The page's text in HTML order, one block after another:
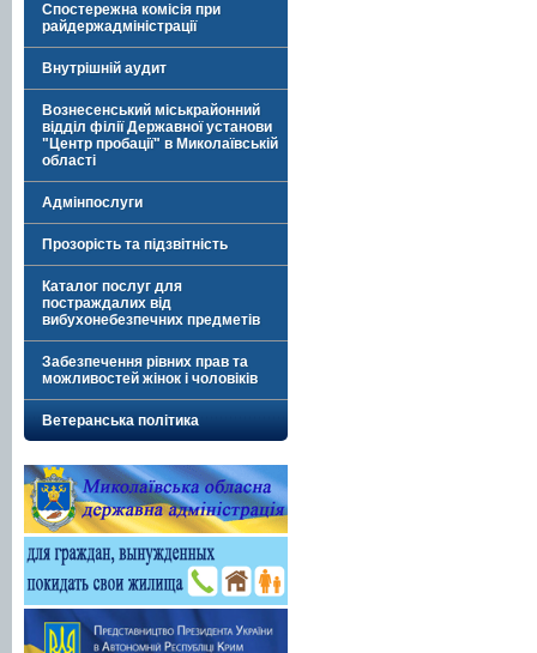
Спостережна комісія при
райдержадміністрації
Внутрішній аудит
Вознесенський міськрайонний
відділ філії Державної установи
"Центр пробації" в Миколаївській
області
Адмінпослуги
Прозорість та підзвітність
Каталог послуг для
постраждалих від
вибухонебезпечних предметів
Забезпечення рівних прав та
можливостей жінок і чоловіків
Ветеранська політика